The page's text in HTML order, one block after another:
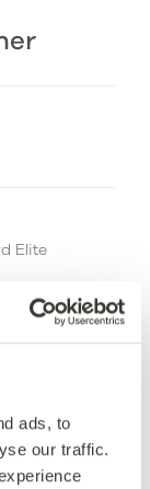
ads, to
our traffic.
Elite